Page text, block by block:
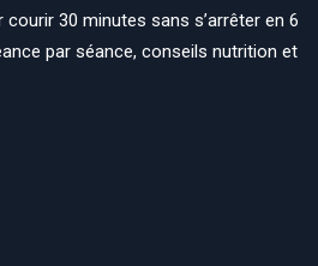
30 minutes sans s’arrêter en 6
par séance, conseils nutrition et